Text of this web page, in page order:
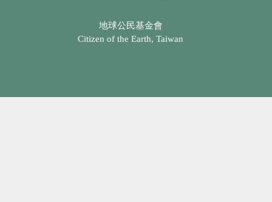
地球公民基金會
Citizen of the Earth, Taiwan